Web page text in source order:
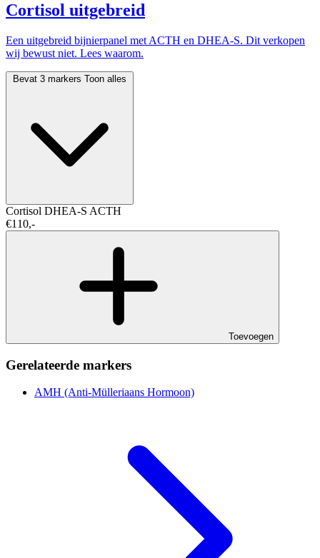
Cortisol uitgebreid
Een uitgebreid bijnierpanel met ACTH en DHEA-S. Dit verkopen
wij bewust niet. Lees waarom.
Bevat 3 markers Toon alles
Cortisol DHEA-S ACTH
€110,-
Toevoegen
Gerelateerde markers
AMH (Anti-Mülleriaans Hormoon)